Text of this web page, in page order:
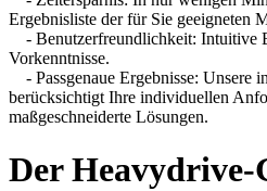
Ergebnisliste der für Sie geeigneten
- Benutzerfreundlichkeit: Intuitive
Vorkenntnisse.
- Passgenaue Ergebnisse: Unsere
berücksichtigt Ihre individuellen
maßgeschneiderte Lösungen.
Der